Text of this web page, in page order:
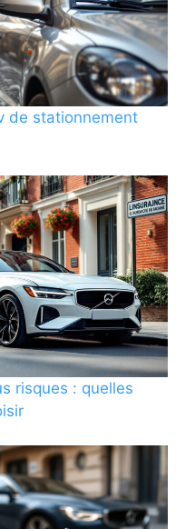
de stationnement
risques : quelles